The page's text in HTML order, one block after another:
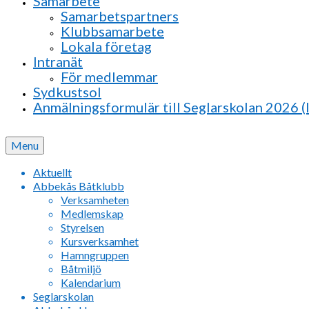
Samarbetspartners
Klubbsamarbete
Lokala företag
Intranät
För medlemmar
Sydkustsol
Anmälningsformulär till Seglarskolan 2026
Menu
Aktuellt
Abbekås Båtklubb
Verksamheten
Medlemskap
Styrelsen
Kursverksamhet
Hamngruppen
Båtmiljö
Kalendarium
Seglarskolan